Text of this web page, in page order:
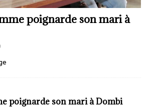
poignarde son mari à
poignarde son mari à Dombi